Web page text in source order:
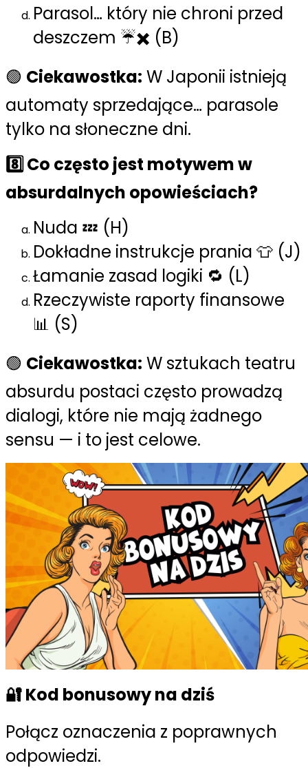
Parasol… który nie chroni przed
deszczem ☔✖️ (B)
🟢 Ciekawostka: W Japonii istnieją
automaty sprzedające… parasole
tylko na słoneczne dni.
8️⃣ Co często jest motywem w
absurdalnych opowieściach?
Nuda 💤 (H)
Dokładne instrukcje prania 👕 (J)
Łamanie zasad logiki 🔁 (L)
Rzeczywiste raporty finansowe
📊 (S)
🟢 Ciekawostka: W sztukach teatru
absurdu postaci często prowadzą
dialogi, które nie mają żadnego
sensu — i to jest celowe.
🔐 Kod bonusowy na dziś
Połącz oznaczenia z poprawnych
odpowiedzi.